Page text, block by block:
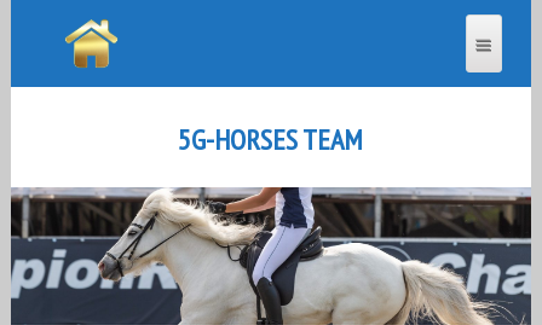
5G-HORSES TEAM